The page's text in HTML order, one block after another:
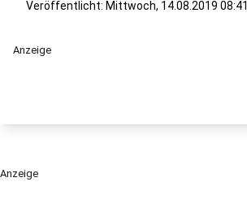
Veröffentlicht: Mittwoch, 14.08.2019 08:41
Anzeige
Anzeige